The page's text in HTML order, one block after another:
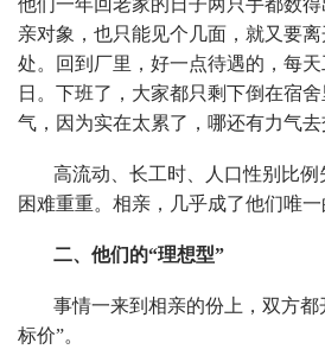
亲对象，也只能见个几面，就又要
处。回到厂里，好一点待遇的，每
日。下班了，大家都只剩下倒在宿
气，因为实在太累了，哪还有力气去
高流动、长工时、人口性别比
困难重重。相亲，几乎成了他们唯一
二、他们的“理想型”
事情一来到相亲的份上，双方
标价”。